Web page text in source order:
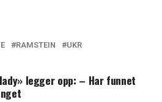
RAMSTEIN UKR
legger opp: – Har funnet